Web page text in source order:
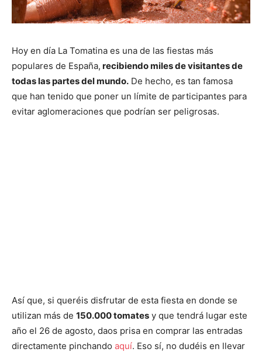
Hoy en día La Tomatina es una de las fiestas más
populares de España, recibiendo miles de visitantes de
todas las partes del mundo. De hecho, es tan famosa
que han tenido que poner un límite de participantes para
evitar aglomeraciones que podrían ser peligrosas.
Así que, si queréis disfrutar de esta fiesta en donde se
utilizan más de 150.000 tomates y que tendrá lugar este
año el 26 de agosto, daos prisa en comprar las entradas
directamente pinchando aquí. Eso sí, no dudéis en llevar